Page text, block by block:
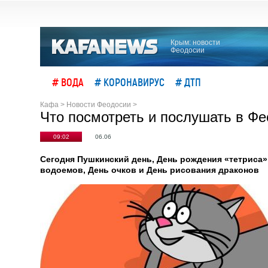
Крым: новости
Феодосии
# ВОДА # КОРОНАВИРУС # ДТП
Кафа > Новости Феодосии >
Что посмотреть и послушать в
09:02 06.06
Сегодня Пушкинский день, День рождения
водоемов, День очков и День рисования драконов